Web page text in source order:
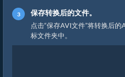
保存转换后的文件。
点击“保存AVI文件”将转换后
标文件夹中。